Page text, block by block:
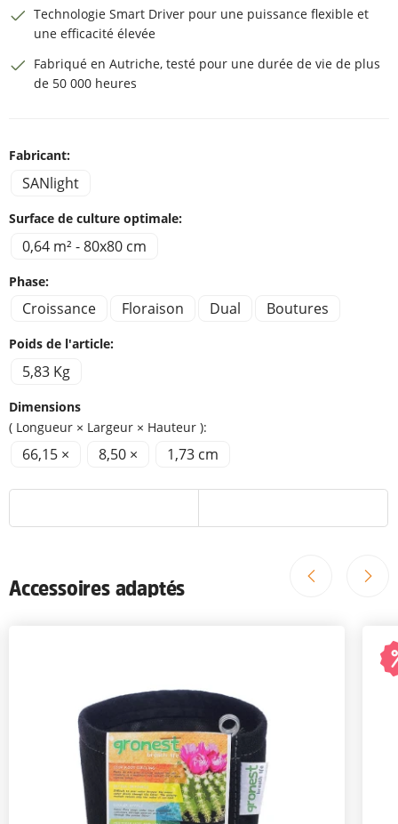
Technologie Smart Driver pour une puissance flexible et
une efficacité élevée
Fabriqué en Autriche, testé pour une durée de vie de plus
de 50 000 heures
Fabricant:
SANlight
Surface de culture optimale:
0,64 m² - 80x80 cm
Phase:
Croissance Floraison Dual Boutures
Poids de l'article:
5,83 Kg
Dimensions
( Longueur × Largeur × Hauteur ):
66,15 × 8,50 × 1,73 cm
Accessoires adaptés